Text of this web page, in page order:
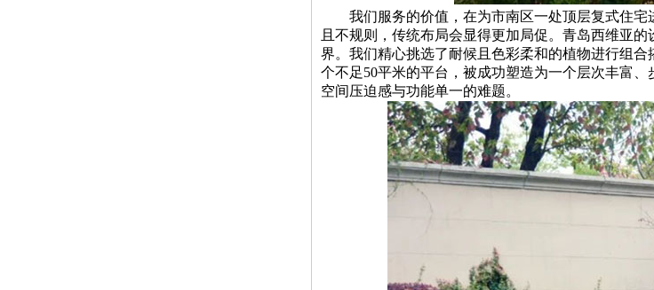
我们服务的价值，在为市南区一处顶层复式住
且不规则，传统布局会显得更加局促。青岛西维亚
界。我们精心挑选了耐候且色彩柔和的植物进行组
个不足50平米的平台，被成功塑造为一个层次丰富
空间压迫感与功能单一的难题。